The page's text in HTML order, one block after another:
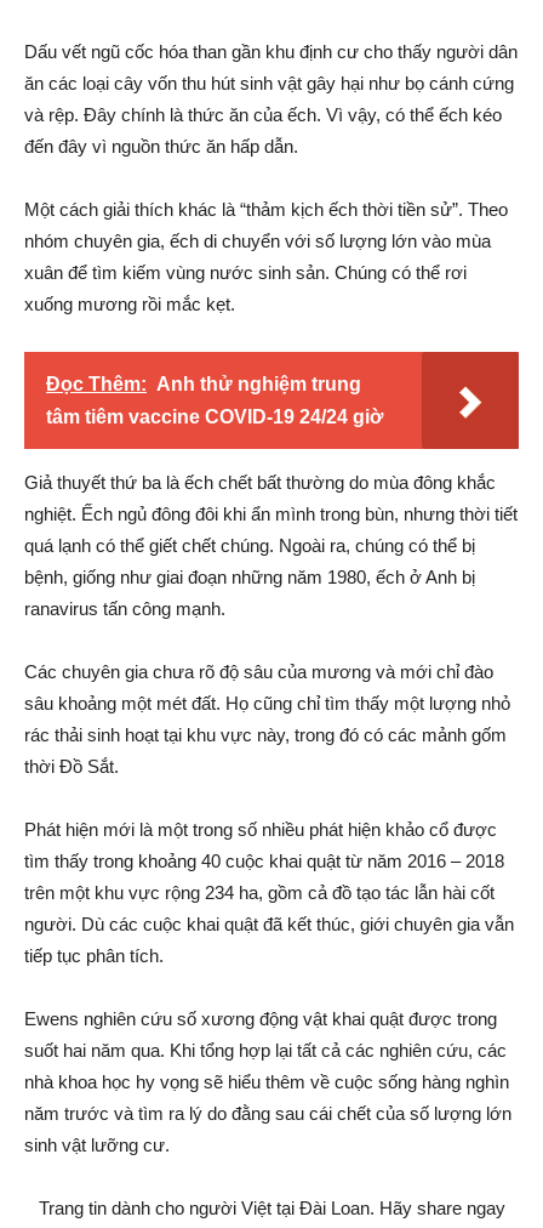
Dấu vết ngũ cốc hóa than gần khu định cư cho thấy người dân
ăn các loại cây vốn thu hút sinh vật gây hại như bọ cánh cứng
và rệp. Đây chính là thức ăn của ếch. Vì vậy, có thể ếch kéo
đến đây vì nguồn thức ăn hấp dẫn.
Một cách giải thích khác là “thảm kịch ếch thời tiền sử”. Theo
nhóm chuyên gia, ếch di chuyển với số lượng lớn vào mùa
xuân để tìm kiếm vùng nước sinh sản. Chúng có thể rơi
xuống mương rồi mắc kẹt.
Đọc Thêm: Anh thử nghiệm trung
tâm tiêm vaccine COVID-19 24/24 giờ
Giả thuyết thứ ba là ếch chết bất thường do mùa đông khắc
nghiệt. Ếch ngủ đông đôi khi ẩn mình trong bùn, nhưng thời tiết
quá lạnh có thể giết chết chúng. Ngoài ra, chúng có thể bị
bệnh, giống như giai đoạn những năm 1980, ếch ở Anh bị
ranavirus tấn công mạnh.
Các chuyên gia chưa rõ độ sâu của mương và mới chỉ đào
sâu khoảng một mét đất. Họ cũng chỉ tìm thấy một lượng nhỏ
rác thải sinh hoạt tại khu vực này, trong đó có các mảnh gốm
thời Đồ Sắt.
Phát hiện mới là một trong số nhiều phát hiện khảo cổ được
tìm thấy trong khoảng 40 cuộc khai quật từ năm 2016 – 2018
trên một khu vực rộng 234 ha, gồm cả đồ tạo tác lẫn hài cốt
người. Dù các cuộc khai quật đã kết thúc, giới chuyên gia vẫn
tiếp tục phân tích.
Ewens nghiên cứu số xương động vật khai quật được trong
suốt hai năm qua. Khi tổng hợp lại tất cả các nghiên cứu, các
nhà khoa học hy vọng sẽ hiểu thêm về cuộc sống hàng nghìn
năm trước và tìm ra lý do đằng sau cái chết của số lượng lớn
sinh vật lưỡng cư.
Trang tin dành cho người Việt tại Đài Loan. Hãy share ngay